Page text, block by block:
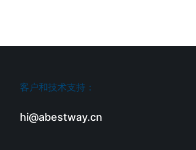
客户和技术支持：
hi@abestway.cn